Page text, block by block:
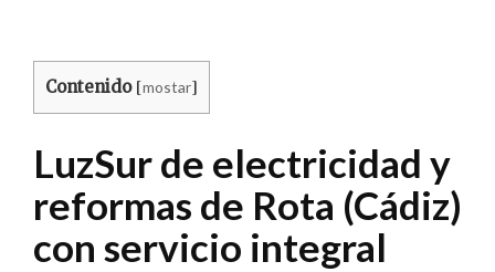
Contenido [mostar]
LuzSur de electricidad y
reformas de Rota (Cádiz)
con servicio integral